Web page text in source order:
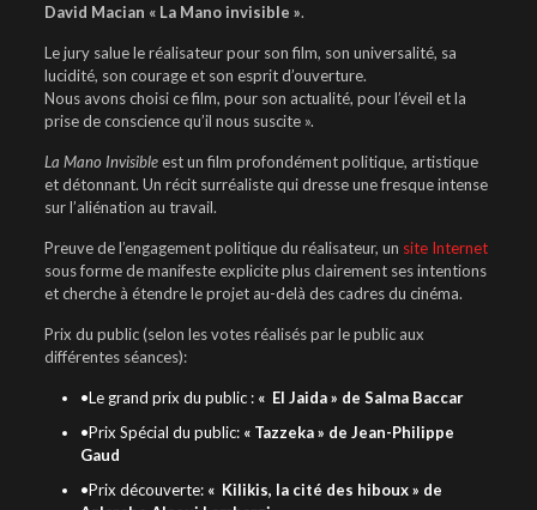
David Macian « La Mano invisible ».
Le jury salue le réalisateur pour son film, son universalité, sa
lucidité, son courage et son esprit d’ouverture.
Nous avons choisi ce film, pour son actualité, pour l’éveil et la
prise de conscience qu’il nous suscite ».
La Mano Invisibleest un film profondément politique, artistique
et détonnant. Un récit surréaliste qui dresse une fresque intense
sur l’aliénation au travail.
Preuve de l’engagement politique du réalisateur, un site Internet
sous forme de manifeste explicite plus clairement ses intentions
et cherche à étendre le projet au-delà des cadres du cinéma.
Prix du public (selon les votes réalisés par le public aux
différentes séances):
•Le grand prix du public : « El Jaida » de Salma Baccar
•Prix Spécial du public: « Tazzeka » de Jean-Philippe
Gaud
•Prix découverte: « Kilikis, la cité des hiboux » de